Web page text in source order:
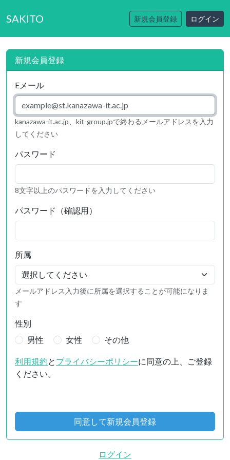
SAKITO 新規会員登録 ログイン
新規会員登録
Eメール
kanazawa-it.ac.jp、kit-group.jpで終わるメールアドレスを入力
してください
パスワード
8文字以上のパスワードを入力してください
パスワード（確認用）
所属
メールアドレス入力後に所属を選択することが可能になりま
す
性別
男性
女性 その他
利用規約と プライバシーポリシーに同意の上、ご登録
ください。
ログイン